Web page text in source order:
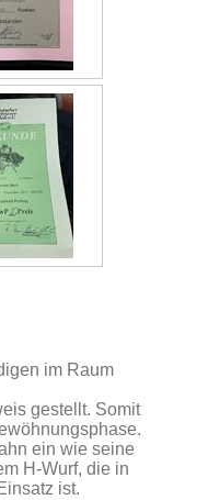
im Raum
gestellt. Somit
ein wie seine
H-Wurf, die in
ist.